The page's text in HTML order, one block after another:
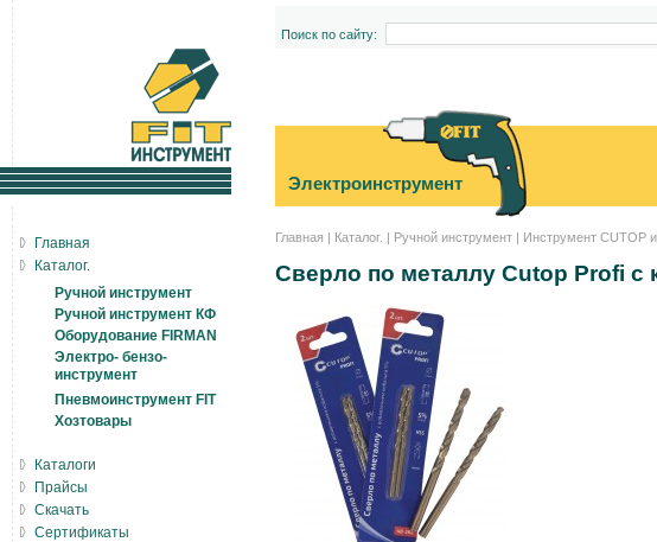
Поиск по сайту:
Электроинструмент
Главная | Каталог. | Ручной инструмент | Инструмент CUTOP
Сверло по металлу Cutop Profi с
Главная
Каталог.
Ручной инструмент
Ручной инструмент КФ
Оборудование FIRMAN
Электро- бензо-
инструмент
Пневмоинструмент FIT
Хозтовары
Каталоги
Прайсы
Скачать
Сертификаты